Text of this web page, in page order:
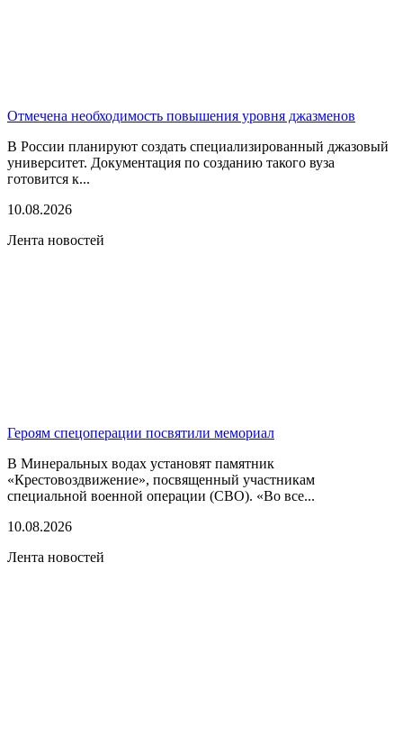
Отмечена необходимость повышения уровня джазменов
В России планируют создать специализированный джазовый
университет. Документация по созданию такого вуза
готовится к...
10.08.2026
Лента новостей
Героям спецоперации посвятили мемориал
В Минеральных водах установят памятник
«Крестовоздвижение», посвященный участникам
специальной военной операции (СВО). «Во все...
10.08.2026
Лента новостей